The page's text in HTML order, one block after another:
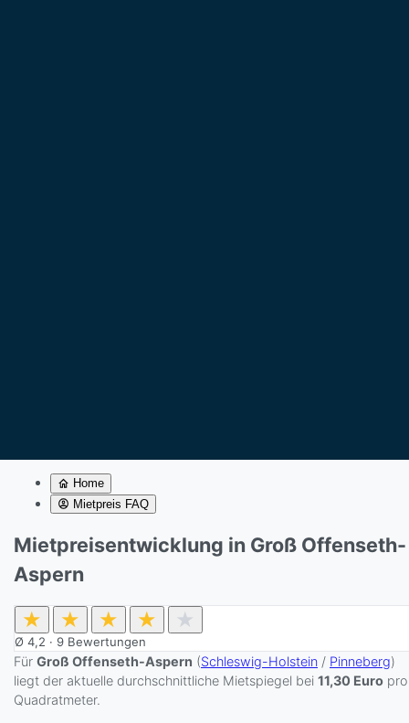
Home
Mietpreis FAQ
Mietpreisentwicklung in Groß Offenseth-
Aspern
★ ★ ★ ★ ★
Ø 4,2 · 9 Bewertungen
Für Groß Offenseth-Aspern (Schleswig-Holstein / Pinneberg)
liegt der aktuelle durchschnittliche Mietspiegel bei 11,30 Euro pro
Quadratmeter.